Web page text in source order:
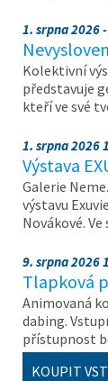
1. srpna 2026
Kolektivní
představuje
kteří ve své
1. srpna 2026
Výstava
Galerie
výstavu
Novákové.
9. srpna 2026
Tlapková
Animovaná
dabing.
přístupnost
KOUPIT